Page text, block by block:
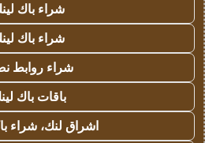
شراء باك
شراء باك
شراء روابط
باقات باك
اشراق لنك، شراء